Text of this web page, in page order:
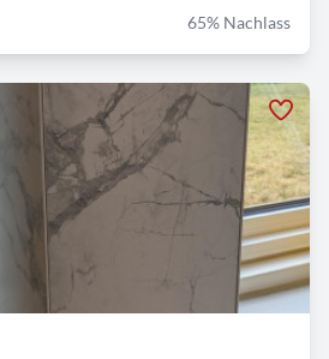
65% Nachlass